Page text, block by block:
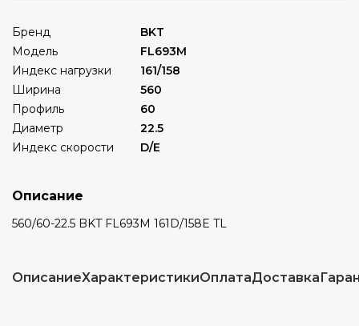
Бренд
BKT
Модель
FL693M
Индекс нагрузки
161/158
Ширина
560
Профиль
60
Диаметр
22.5
Индекс скорости
D/E
Описание
560/60-22.5 BKT FL693M 161D/158E TL
ОписаниеХарактеристикиОплатаДоставка